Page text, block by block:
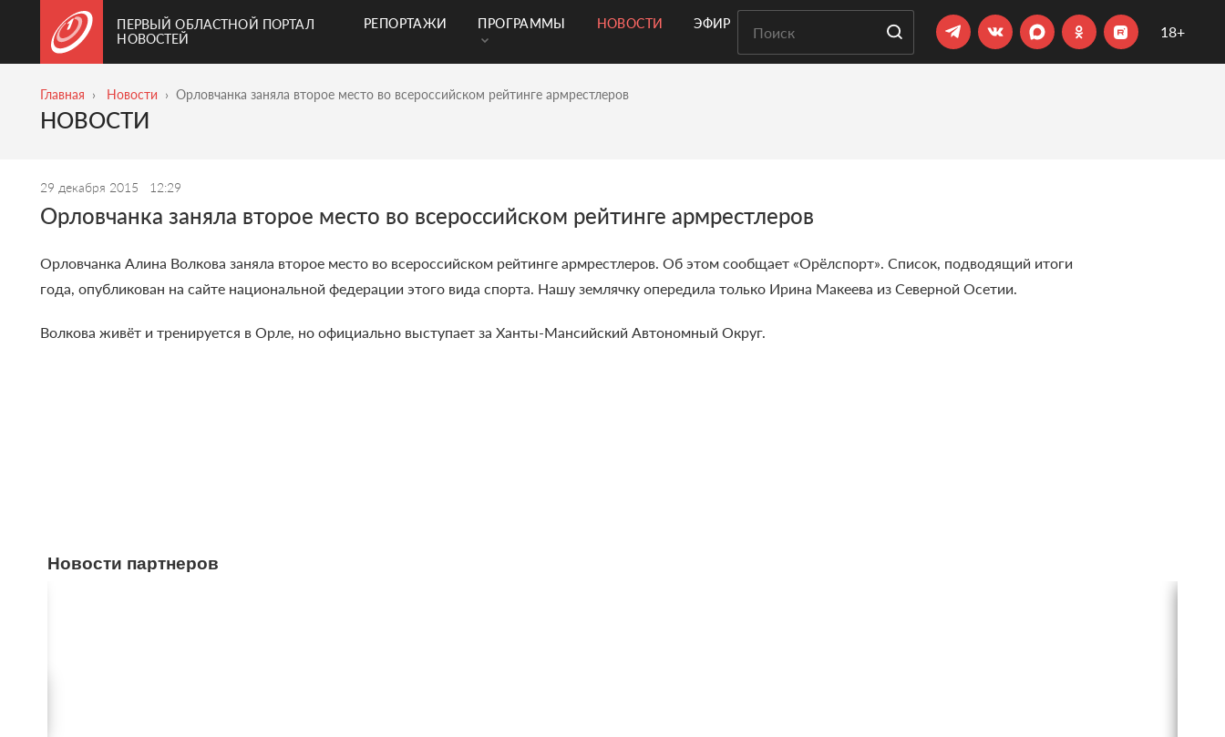
ПЕРВЫЙ ОБЛАСТНОЙ ПОРТАЛ
НОВОСТЕЙ
РЕПОРТАЖИ ПРОГРАММЫ НОВОСТИ ЭФИР 18+
Главная Новости Орловчанка заняла второе место во всероссийском рейтинге армрестлеров
НОВОСТИ
29 декабря 2015 12:29
Орловчанка заняла второе место во всероссийском рейтинге армрестлеров
Орловчанка Алина Волкова заняла второе место во всероссийском рейтинге армрестлеров. Об этом сообщает «Орёлспорт». Список, подводящий итоги
года, опубликован на сайте национальной федерации этого вида спорта. Нашу землячку опередила только Ирина Макеева из Северной Осетии.
Волкова живёт и тренируется в Орле, но официально выступает за Ханты-Мансийский Автономный Округ.
Новости партнеров